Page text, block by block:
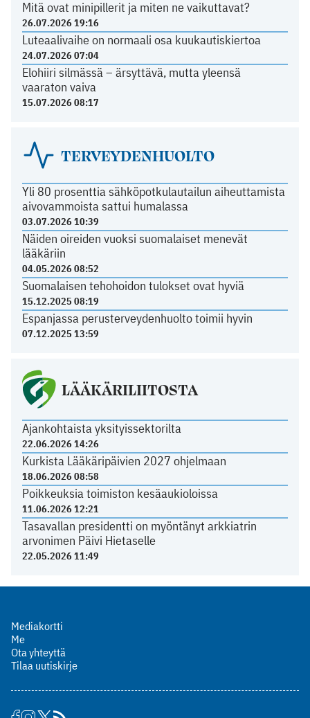
Mitä ovat minipillerit ja miten ne vaikuttavat?
26.07.2026 19:16
Luteaalivaihe on normaali osa kuukautiskiertoa
24.07.2026 07:04
Elohiiri silmässä – ärsyttävä, mutta yleensä
vaaraton vaiva
15.07.2026 08:17
TERVEYDENHUOLTO
Yli 80 prosenttia sähköpotkulautailun aiheuttamista
aivovammoista sattui humalassa
03.07.2026 10:39
Näiden oireiden vuoksi suomalaiset menevät
lääkäriin
04.05.2026 08:52
Suomalaisen tehohoidon tulokset ovat hyviä
15.12.2025 08:19
Espanjassa perusterveydenhuolto toimii hyvin
07.12.2025 13:59
LÄÄKÄRILIITOSTA
Ajankohtaista yksityissektorilta
22.06.2026 14:26
Kurkista Lääkäripäivien 2027 ohjelmaan
18.06.2026 08:58
Poikkeuksia toimiston kesäaukioloissa
11.06.2026 12:21
Tasavallan presidentti on myöntänyt arkkiatrin
arvonimen Päivi Hietaselle
22.05.2026 11:49
Mediakortti
Me
Ota yhteyttä
Tilaa uutiskirje